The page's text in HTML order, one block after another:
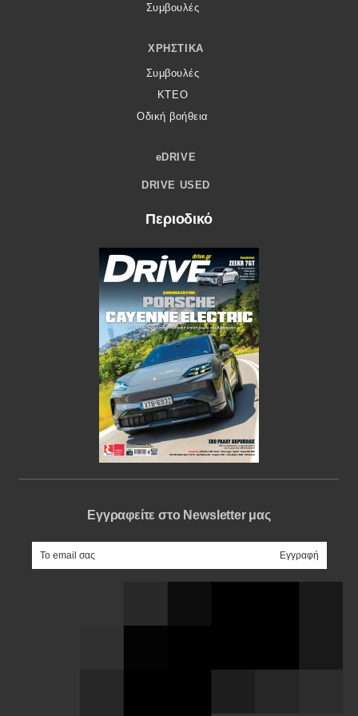
Συμβουλές
ΧΡΗΣΤΙΚΆ
Συμβουλές
ΚΤΕΟ
Οδική βοήθεια
eDRIVE
DRIVE USED
Περιοδικό
Εγγραφείτε στο Newsletter μας
e-mail